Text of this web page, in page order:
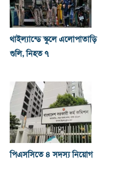
থাইল্যান্ডে স্কুলে এলোপাতাড়ি
গুলি, নিহত ৭
পিএসসিতে ৪ সদস্য নিয়োগ